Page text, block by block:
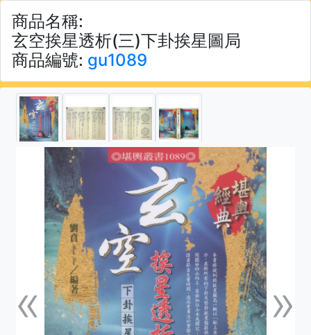
商品名稱:
玄空挨星透析(三)下卦挨星圖局
商品編號: gu1089
«上一張 »下一